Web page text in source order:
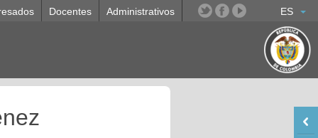
ES
Docentes Administrativos